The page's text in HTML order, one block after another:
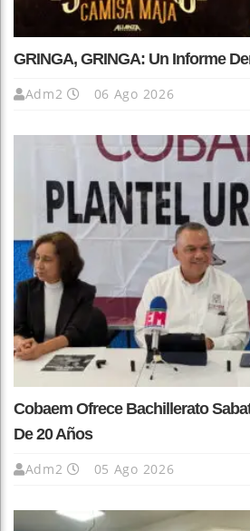
GRINGA, GRINGA: Un Informe
Adm2 06 Ago 2026
Cobaem Ofrece Bachillerato
De 20 Años
Adm2 05 Ago 2026